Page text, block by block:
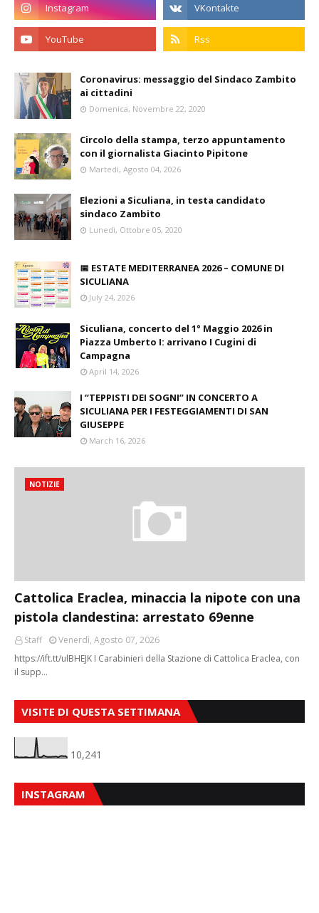
Coronavirus: messaggio del Sindaco Zambito
ai cittadini
Domenica, Novembre 22, 2020
Circolo della stampa, terzo appuntamento
con il giornalista Giacinto Pipitone
Martedì, Agosto 04, 2026
Elezioni a Siculiana, in testa candidato
sindaco Zambito
Lunedì, Ottobre 05, 2020
📅 ESTATE MEDITERRANEA 2026 – COMUNE DI
SICULIANA
July 24, 2026
Siculiana, concerto del 1° Maggio 2026 in
Piazza Umberto I: arrivano I Cugini di
Campagna
April 14, 2026
I “TEPPISTI DEI SOGNI” IN CONCERTO A
SICULIANA PER I FESTEGGIAMENTI DI SAN
GIUSEPPE
March 16, 2026
NOTIZIE
Cattolica Eraclea, minaccia la nipote con una
pistola clandestina: arrestato 69enne
Staff
Venerdì, Agosto 07, 2026
https://ift.tt/ulBHEJK I Carabinieri della Stazione di Cattolica Eraclea, con
il supp…
VISITE DI QUESTA SETTIMANA
10,241
INSTAGRAM